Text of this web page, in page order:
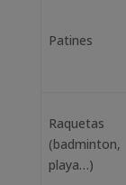
Patines
Raquetas
(badminton,
playa…)